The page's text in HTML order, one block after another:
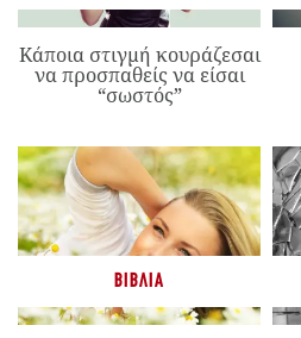
Κάποια στιγμή κουράζεσαι
να προσπαθείς να είσαι
“σωστός”
ΒΙΒΛΊΑ